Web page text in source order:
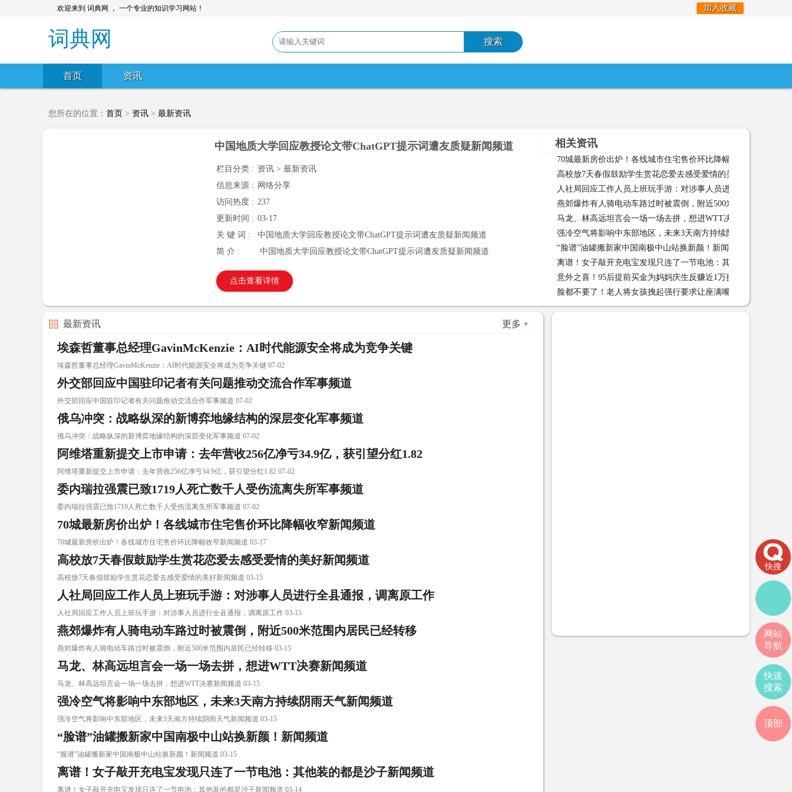
欢迎来到 词典网 ， 一个专业的知识学习网站！ 加入收藏
词典网
首页 资讯
您所在的位置： 首页 > 资讯 > 最新资讯
中国地质大学回应教授论文带ChatGPT提示词遭友质疑新闻频道
栏目分类 : 资讯 > 最新资讯
信息来源 : 网络分享
访问热度 : 237
更新时间 : 03-17
关 键 词 :
中国地质大学回应教授论文带ChatGPT提示词遭友质疑新闻频道
简 介 :
中国地质大学回应教授论文带ChatGPT提示词遭友质疑新闻频道
点击查看详情
相关资讯
70城最新房价出炉！各线城市住宅售价环比降幅收窄新闻频道
高校放7天春假鼓励学生赏花恋爱去感受爱情的美好新闻频道
人社局回应工作人员上班玩手游：对涉事人员进行全县通报，调
报，调离原工作 03-15
燕郊爆炸有人骑电动车路过时被震倒，附近500米范围内居民已
经转移 03-15
马龙、林高远坦言会一场一场去拼，想进WTT决赛新闻频道
强冷空气将影响中东部地区，未来3天南方持续阴雨天气新闻频道
03-15
“脸谱”油罐搬新家中国南极中山站换新颜！新闻频道
离谱！女子敲开充电宝发现只连了一节电池：其他装的都是沙子
是沙子新闻频道 03-14
意外之喜！95后提前买金为妈妈庆生反赚近1万抓住时机才是投
资秘诀 03-14
脸都不要了！老人将女孩拽起强行要求让座满嘴脏话遭路人反怼
反怼新闻频 03-14
最新资讯 更多 +
埃森哲董事总经理GavinMcKenzie：AI时代能源安全将成为竞争关键
埃森哲董事总经理GavinMcKenzie：AI时代能源安全将成为竞争关键 07-02
外交部回应中国驻印记者有关问题推动交流合作军事频道
外交部回应中国驻印记者有关问题推动交流合作军事频道 07-02
俄乌冲突：战略纵深的新博弈地缘结构的深层变化军事频道
俄乌冲突：战略纵深的新博弈地缘结构的深层变化军事频道 07-02
阿维塔重新提交上市申请：去年营收256亿净亏34.9亿，获引望分红1.82
阿维塔重新提交上市申请：去年营收256亿净亏34.9亿，获引望分红1.82 07-02
委内瑞拉强震已致1719人死亡数千人受伤流离失所军事频道
委内瑞拉强震已致1719人死亡数千人受伤流离失所军事频道 07-02
70城最新房价出炉！各线城市住宅售价环比降幅收窄新闻频道
70城最新房价出炉！各线城市住宅售价环比降幅收窄新闻频道 03-17
高校放7天春假鼓励学生赏花恋爱去感受爱情的美好新闻频道
高校放7天春假鼓励学生赏花恋爱去感受爱情的美好新闻频道 03-15
人社局回应工作人员上班玩手游：对涉事人员进行全县通报，调离原工作
人社局回应工作人员上班玩手游：对涉事人员进行全县通报，调离原工作 03-15
燕郊爆炸有人骑电动车路过时被震倒，附近500米范围内居民已经转移
燕郊爆炸有人骑电动车路过时被震倒，附近500米范围内居民已经转移 03-15
马龙、林高远坦言会一场一场去拼，想进WTT决赛新闻频道
马龙、林高远坦言会一场一场去拼，想进WTT决赛新闻频道 03-15
强冷空气将影响中东部地区，未来3天南方持续阴雨天气新闻频道
强冷空气将影响中东部地区，未来3天南方持续阴雨天气新闻频道 03-15
“脸谱”油罐搬新家中国南极中山站换新颜！新闻频道
“脸谱”油罐搬新家中国南极中山站换新颜！新闻频道 03-15
离谱！女子敲开充电宝发现只连了一节电池：其他装的都是沙子新闻频道
离谱！女子敲开充电宝发现只连了一节电池：其他装的都是沙子新闻频道 03-14
快搜
网站
导航
快速
搜索
顶部